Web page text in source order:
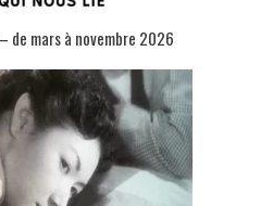
de mars à novembre 2026